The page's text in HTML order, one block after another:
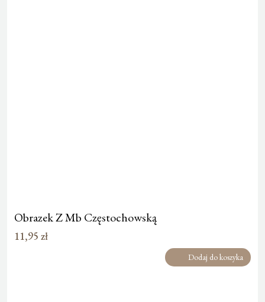
Obrazek Z Mb Częstochowską
11,95 zł
Dodaj do koszyka